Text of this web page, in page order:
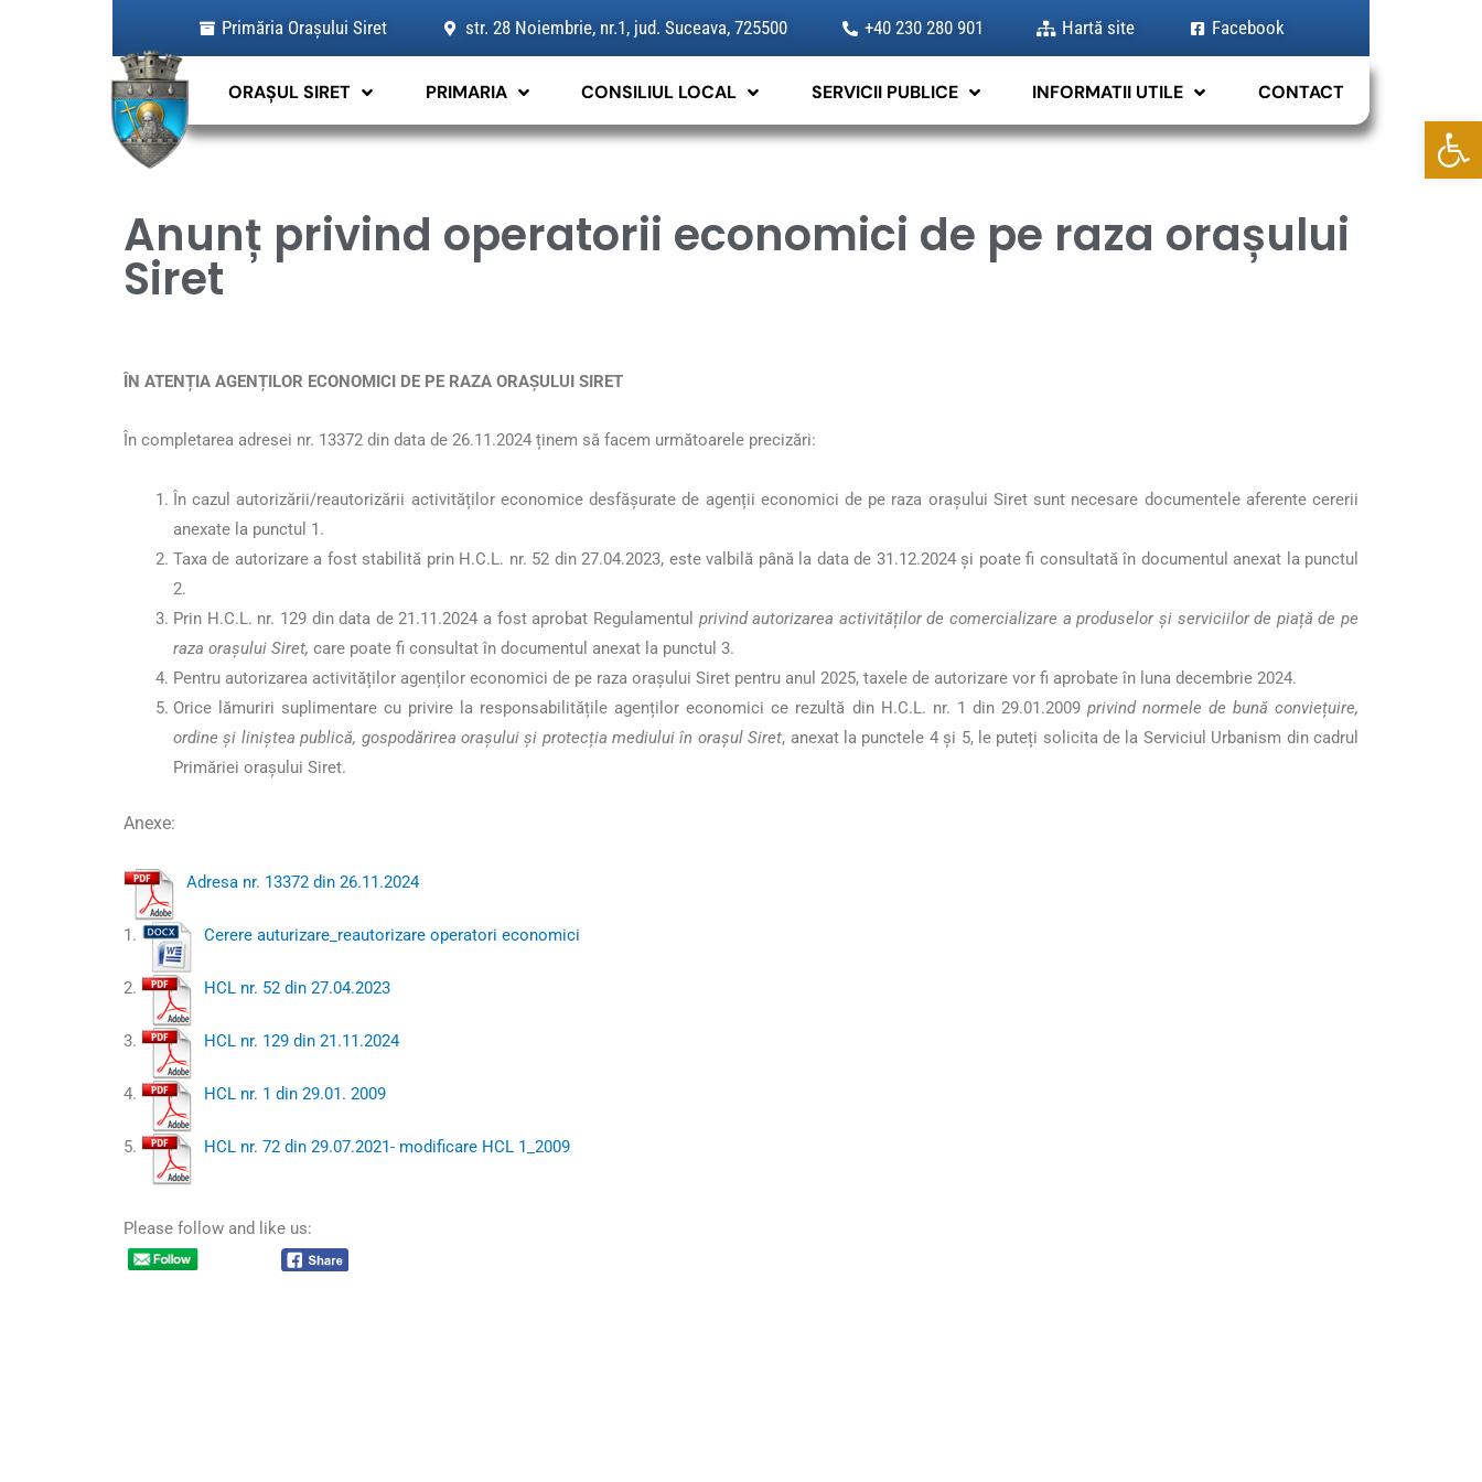
Primăria Orașului Siret str. 28 Noiembrie, nr.1, jud. Suceava, 725500 +40 230 280 901 Hartă site Facebook
ORAȘUL SIRET PRIMARIA CONSILIUL LOCAL SERVICII PUBLICE INFORMATII UTILE CONTACT
Anunț privind operatorii economici de pe raza orașului
Siret
ÎN ATENȚIA AGENȚILOR ECONOMICI DE PE RAZA ORAȘULUI SIRET
În completarea adresei nr. 13372 din data de 26.11.2024 ținem să facem următoarele precizări:
În cazul autorizării/reautorizării activităților economice desfășurate de agenții economici de pe raza orașului Siret sunt necesare documentele aferente cererii
anexate la punctul 1.
Taxa de autorizare a fost stabilită prin H.C.L. nr. 52 din 27.04.2023, este valbilă până la data de 31.12.2024 și poate fi consultată în documentul anexat la punctul
2.
Prin H.C.L. nr. 129 din data de 21.11.2024 a fost aprobat Regulamentul privind autorizarea activităților de comercializare a produselor și serviciilor de piață de pe
raza orașului Siret, care poate fi consultat în documentul anexat la punctul 3.
Pentru autorizarea activităților agenților economici de pe raza orașului Siret pentru anul 2025, taxele de autorizare vor fi aprobate în luna decembrie 2024.
Orice lămuriri suplimentare cu privire la responsabilitățile agenților economici ce rezultă din H.C.L. nr. 1 din 29.01.2009 privind normele de bună conviețuire,
ordine și liniștea publică, gospodărirea orașului și protecția mediului în orașul Siret, anexat la punctele 4 și 5, le puteți solicita de la Serviciul Urbanism din cadrul
Primăriei orașului Siret.
Anexe:
Adresa nr. 13372 din 26.11.2024
1. Cerere auturizare_reautorizare operatori economici
2. HCL nr. 52 din 27.04.2023
3. HCL nr. 129 din 21.11.2024
4. HCL nr. 1 din 29.01. 2009
5. HCL nr. 72 din 29.07.2021- modificare HCL 1_2009
Please follow and like us: